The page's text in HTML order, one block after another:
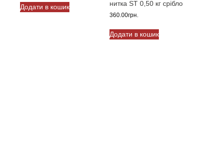
Додати в кошик
нитка ST 0,50 кг срібло
360.00грн.
Додати в кошик